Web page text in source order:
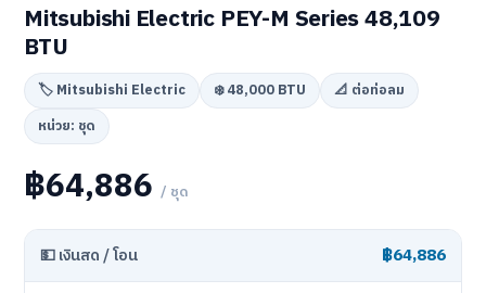
Mitsubishi Electric PEY-M Series 48,109
BTU
🏷️ Mitsubishi Electric ❄️ 48,000 BTU
📐 ต่อท่อลม
หน่วย: ชุด
฿64,886 / ชุด
💵 เงินสด / โอน ฿64,886